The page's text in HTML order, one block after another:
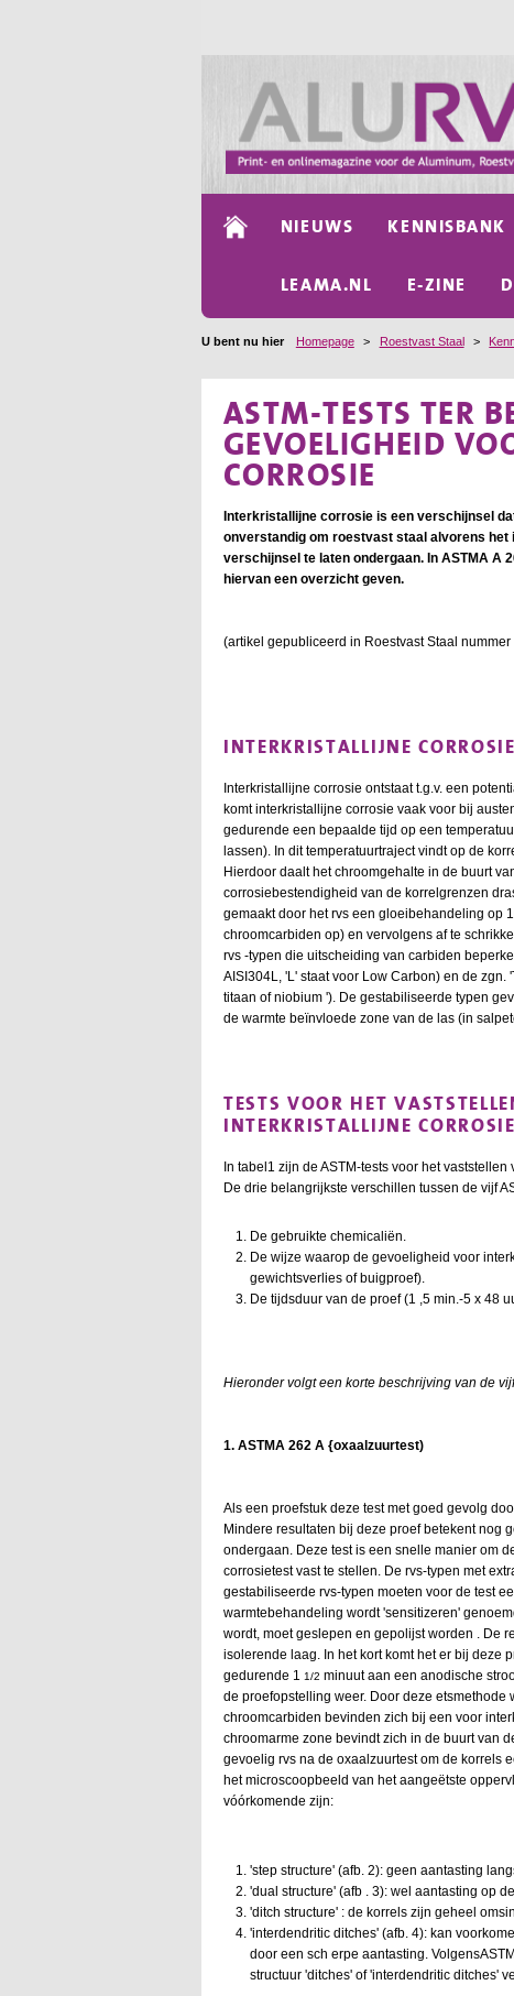
NIEUWS KENNISBANK
LEAMA.NL E-ZINE
U bent nu hier Homepage > Roestvast Staal >
ASTM-TESTS TER
GEVOELIGHEID
CORROSIE
Interkristallijne corrosie is een verschijnsel
onverstandig om roestvast staal alvorens het
verschijnsel te laten ondergaan. In ASTMA A
hiervan een overzicht geven.
(artikel gepubliceerd in Roestvast Staal
INTERKRISTALLIJNE CORROSIE
Interkristallijne corrosie ontstaat t.g.v. een
komt interkristallijne corrosie vaak voor bij
gedurende een bepaalde tijd op een
lassen). In dit temperatuurtraject vindt op de
Hierdoor daalt het chroomgehalte in de buurt
corrosiebestendigheid van de korrelgrenzen
gemaakt door het rvs een gloeibehandeling op
chroomcarbiden op) en vervolgens af te
rvs -typen die uitscheiding van carbiden
AISI304L, 'L' staat voor Low Carbon) en de zgn.
titaan of niobium '). De gestabiliseerde typen
de warmte beïnvloede zone van de las (in
TESTS VOOR HET
INTERKRISTALLIJNE CORROSIE
In tabel1 zijn de ASTM-tests voor het
De drie belangrijkste verschillen tussen de vijf
De gebruikte chemicaliën.
De wijze waarop de gevoeligheid voor
gewichtsverlies of buigproef).
De tijdsduur van de proef (1 ,5 min.-5 x 48
Hieronder volgt een korte beschrijving van de
1. ASTMA 262 A {oxaalzuurtest)
Als een proefstuk deze test met goed gevolg
Mindere resultaten bij deze proef betekent nog
ondergaan. Deze test is een snelle manier om
corrosietest vast te stellen. De rvs-typen met
gestabiliseerde rvs-typen moeten voor de test
warmtebehandeling wordt 'sensitizeren'
wordt, moet geslepen en gepolijst worden . De
isolerende laag. In het kort komt het er bij deze
gedurende 1 1/2 minuut aan een anodische
de proefopstelling weer. Door deze
chroomcarbiden bevinden zich bij een voor
chroomarme zone bevindt zich in de buurt van
gevoelig rvs na de oxaalzuurtest om de korrels
het microscoopbeeld van het aangeëtste
vóórkomende zijn:
'step structure' (afb. 2): geen aantasting
'dual structure' (afb . 3): wel aantasting op
'ditch structure' : de korrels zijn geheel
'interdendritic ditches' (afb. 4): kan
door een sch erpe aantasting.
structuur 'ditches' of 'interdendritic ditches'